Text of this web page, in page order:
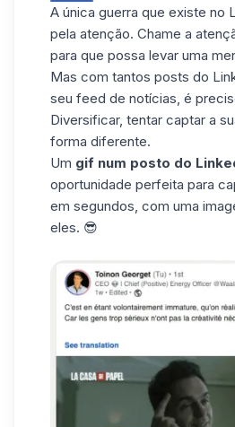
A única guerra que existe no
pela atenção. Chame a
para que possa levar uma
Mas com tantos posts do
seu feed de notícias, é
Diversificar, tentar captar a
forma diferente.
Um gif num posto do
oportunidade perfeita para
em segundos, com uma
eles. 😎